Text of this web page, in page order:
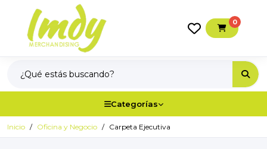
0
Categorías
Inicio Oficina y Negocio Carpeta Ejecutiva